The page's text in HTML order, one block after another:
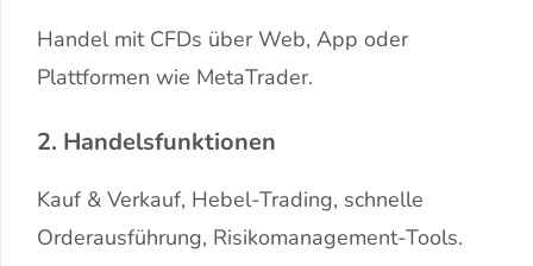
Handel mit CFDs über Web, App oder
Plattformen wie MetaTrader.
2. Handelsfunktionen
Kauf & Verkauf, Hebel-Trading, schnelle
Orderausführung, Risikomanagement-Tools.